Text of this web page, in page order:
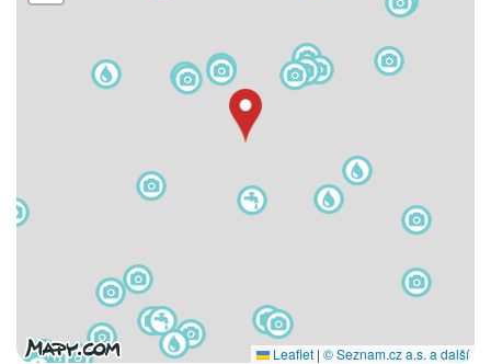
Leaflet | © Seznam.cz a.s. a další